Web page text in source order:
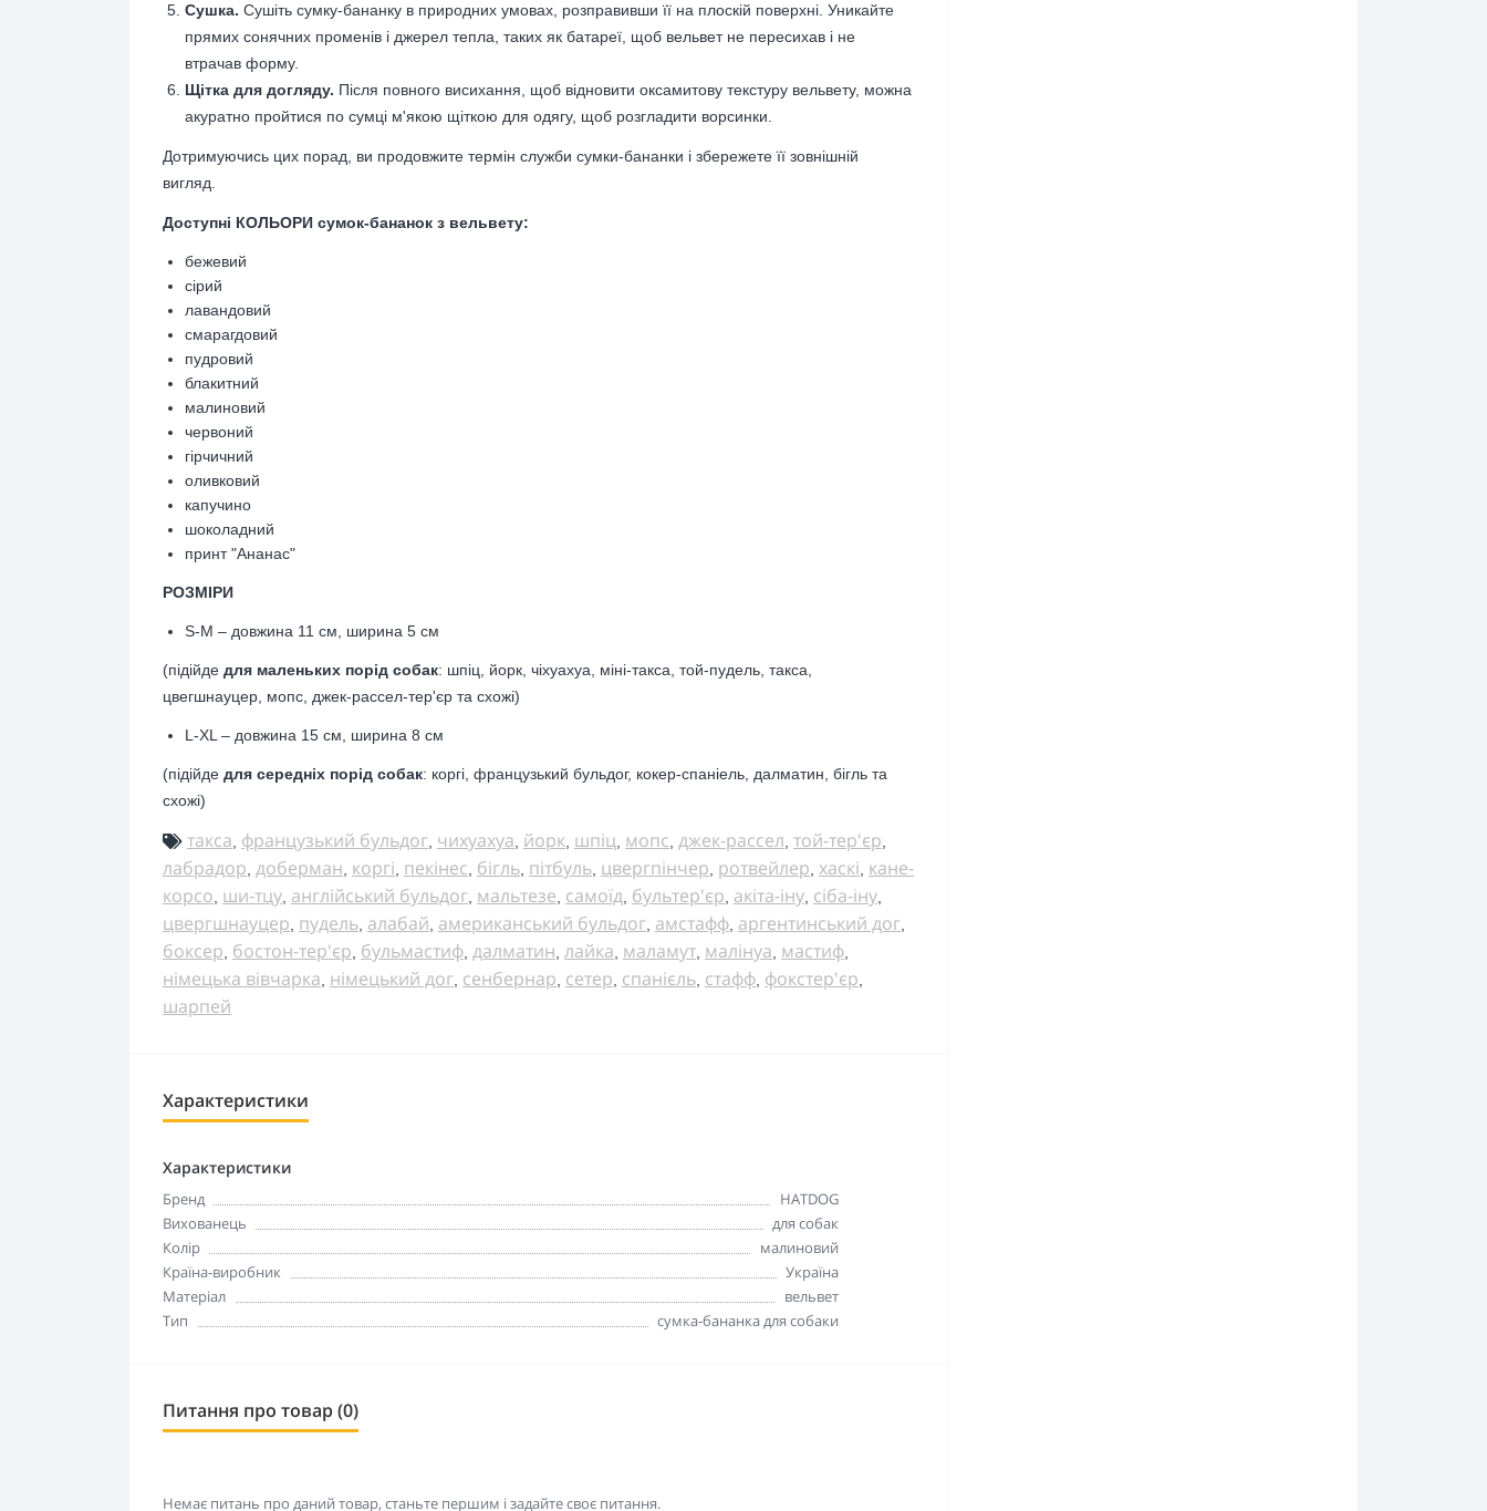
Сушка. Сушіть сумку-бананку в природних умовах, розправивши її на плоскій поверхні. Уникайте
прямих сонячних променів і джерел тепла, таких як батареї, щоб вельвет не пересихав і не
втрачав форму.
Щітка для догляду. Після повного висихання, щоб відновити оксамитову текстуру вельвету, можна
акуратно пройтися по сумці м'якою щіткою для одягу, щоб розгладити ворсинки.
Дотримуючись цих порад, ви продовжите термін служби сумки-бананки і збережете її зовнішній
вигляд.
Доступні КОЛЬОРИ сумок-бананок з вельвету:
бежевий
сірий
лавандовий
смарагдовий
пудровий
блакитний
малиновий
червоний
гірчичний
оливковий
капучино
шоколадний
принт "Ананас"
РОЗМІРИ
S-М – довжина 11 см, ширина 5 см
(підійде для маленьких порід собак: шпіц, йорк, чіхуахуа, міні-такса, той-пудель, такса,
цвегшнауцер, мопс, джек-рассел-тер'єр та схожі)
L-XL – довжина 15 см, ширина 8 см
(підійде для середніх порід собак: коргі, французький бульдог, кокер-спаніель, далматин, бігль та
схожі)
такса французький бульдог чихуахуа йорк шпіц мопс джек-рассел той-тер'єр
лабрадор доберман коргі пекінес бігль пітбуль цвергпінчер ротвейлер хаскі кане-
корсо ши-тцу англійський бульдог мальтезе самоїд бультер'єр акіта-іну сіба-іну
цвергшнауцер пудель алабай американський бульдог амстафф аргентинський дог
боксер бостон-тер'єр бульмастиф далматин лайка маламут малінуа мастиф
німецька вівчарка німецький дог сенбернар сетер спанієль стафф фокстер'єр
шарпей
Характеристики
Характеристики
Бренд
HATDOG
Вихованець
для собак
Колір
малиновий
Країна-виробник
Україна
Матеріал
вельвет
Тип
сумка-бананка для собаки
Питання про товар (0)
Немає питань про даний товар, станьте першим і задайте своє питання.